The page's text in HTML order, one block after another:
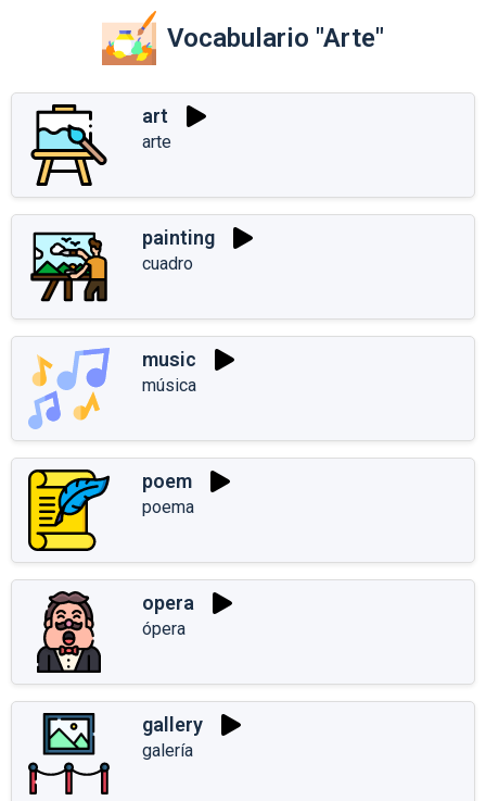
Vocabulario "Arte"
art
arte
painting
cuadro
music
música
poem
poema
opera
ópera
gallery
galería